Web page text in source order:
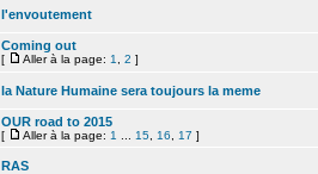
l'envoutement
Coming out
[ Aller à la page: 1 2 ]
la Nature Humaine sera toujours la meme
OUR road to 2015
[ Aller à la page: 1 15 16 17 ]
RAS